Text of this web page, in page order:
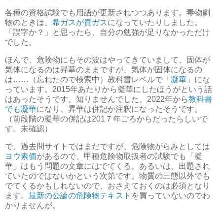
各種の資格試験でも用語が更新されつつあります。毒物劇
物のときは、 希ガスが貴ガスになっていたりしました。
「誤字か？」と思ったら、自分の勉強が足りなかっただけ
でした。
ほんで、危険物にもその波はやってきていまして、固体が
気体になるのは昇華のままですが、気体が固体になるの
は……（忘れたので検索中）教科書レベルで「 凝華 」にな
っています。2015年あたりから凝華にしたほうがという話
はあったそうです。知りませんでした。2022年から教科書
でも凝華になり、昇華は併記か注釈になったそうです。
（前段階の凝華の併記は201７年ごろからだったらしいで
す。未確認）
で、過去問サイトではまだですが、危険物がらみとしては
ヨウ素価があるので、甲種危険物取扱者の試験でも「凝
華」はもう問題の文章にはでてくる。あるいは、出題され
ていたのではないかという次第です。物質の三態以外でも
でてくるかもしれないので、おさえておくのは必須となり
ます。 最新の公論の危険物テキスト を買っていないのでわ
かりませんが。